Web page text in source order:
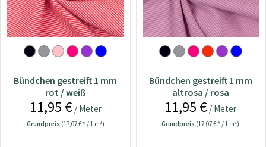
Bündchen gestreift 1 mm
rot / weiß
11,95 €/ Meter
Grundpreis (17,07 € * / 1 m²)
Bündchen gestreift 1 mm
altrosa / rosa
11,95 € / Meter
Grundpreis (17,07 € * / 1 m²)